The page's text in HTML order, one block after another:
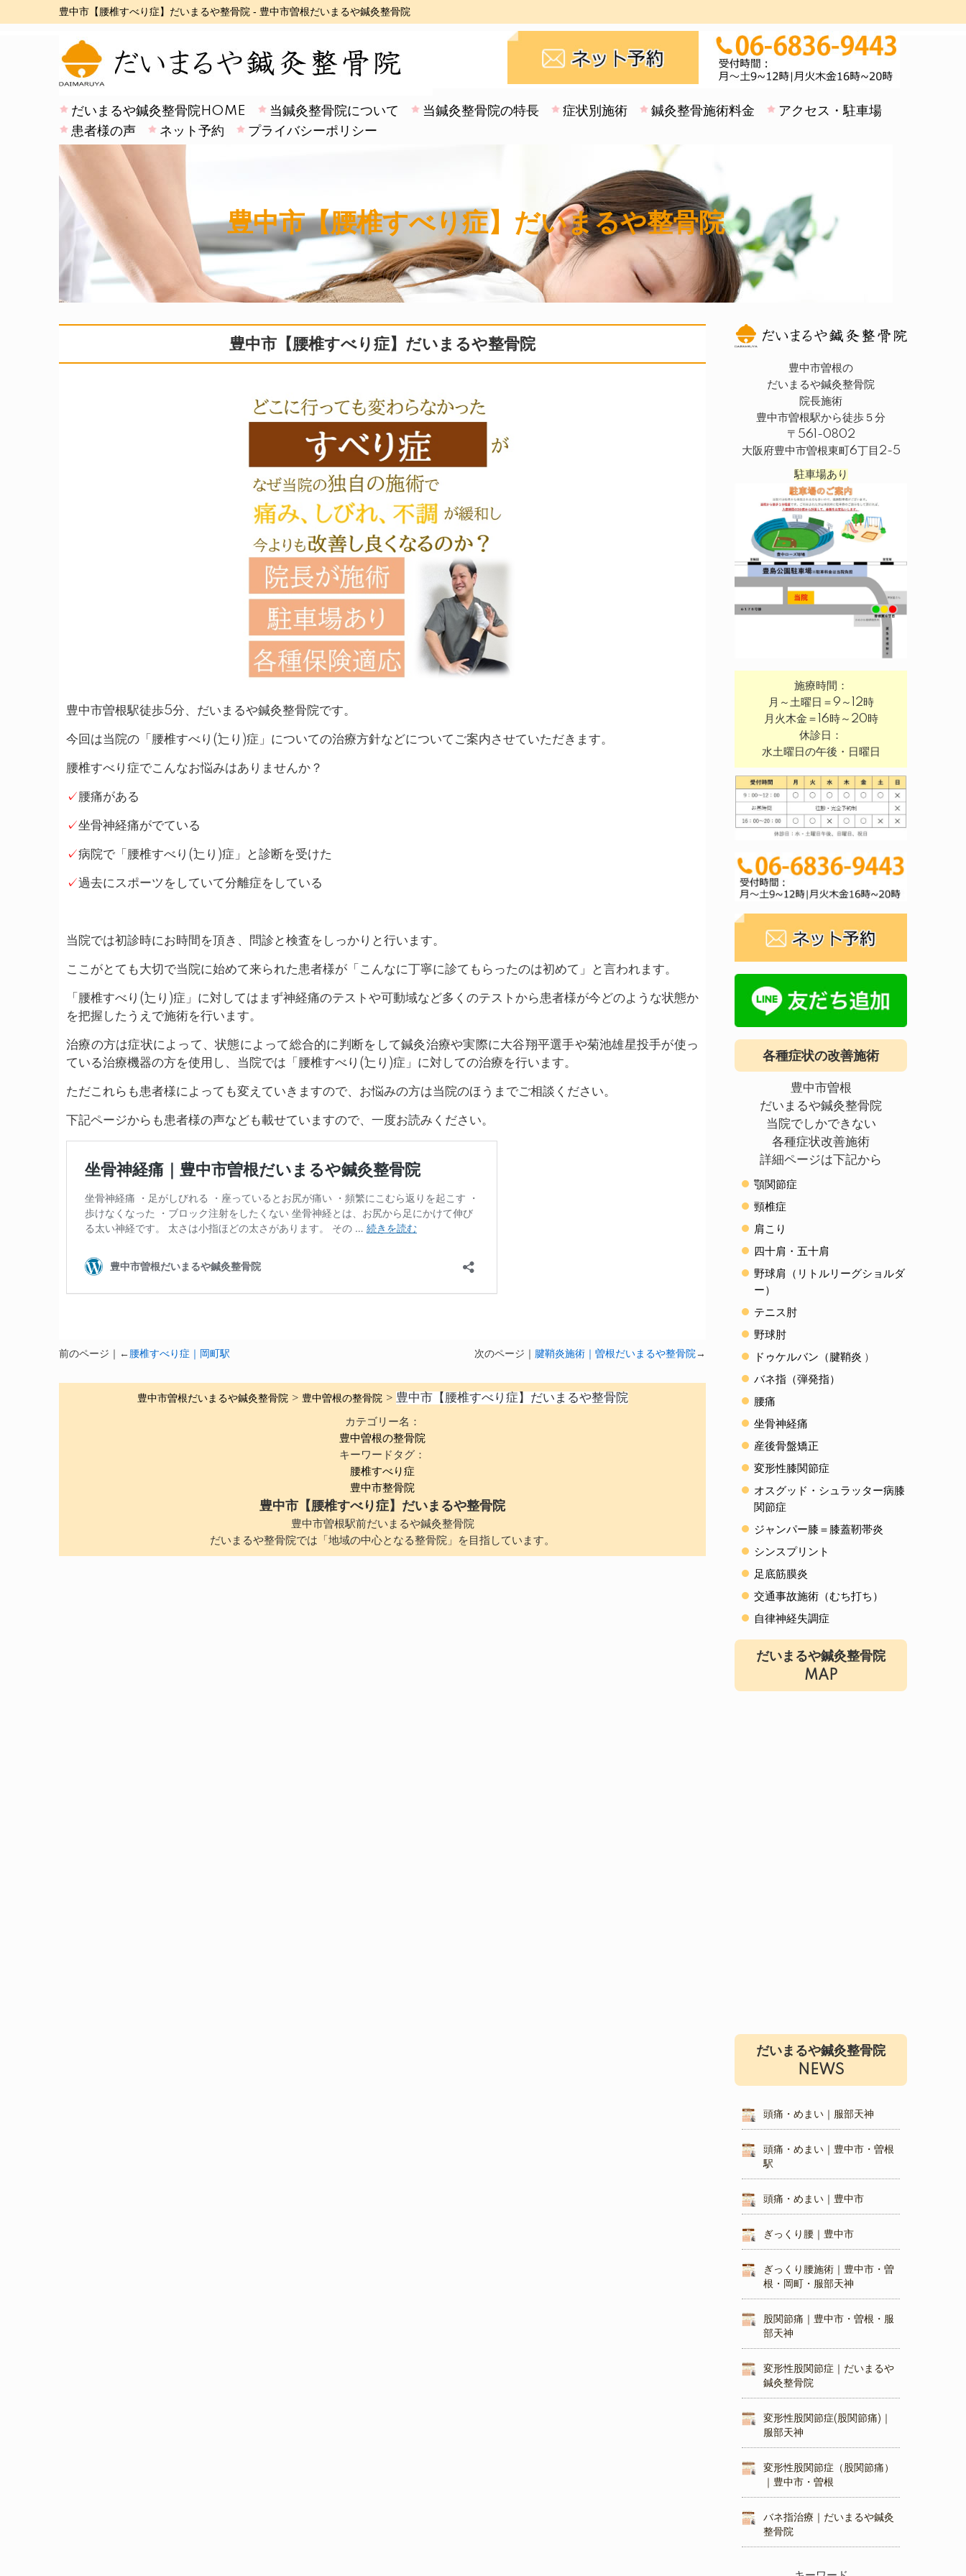
豊中市【腰椎すべり症】だいまるや整骨院 - 豊中市曽根だいまるや鍼灸整骨院
だいまるや鍼灸整骨院HOME 当鍼灸整骨院について 当鍼灸整骨院の特長 症状別施術 鍼灸整骨施術料金
アクセス・駐車場
患者様の声
ネット予約 プライバシーポリシー
豊中市【腰椎すべり症】だいまるや整骨院
豊中市【腰椎すべり症】だいまるや整骨院
豊中市曽根駅徒歩5分、だいまるや鍼灸整骨院です。
今回は当院の「腰椎すべり(辷り)症」についての治療方針などについてご案内させていただきます。
腰椎すべり症でこんなお悩みはありませんか？
✓ 腰痛がある
✓坐骨神経痛がでている
✓病院で「腰椎すべり(辷り)症」と診断を受けた
✓過去にスポーツをしていて分離症をしている
当院では初診時にお時間を頂き、問診と検査をしっかりと行います。
ここがとても大切で当院に始めて来られた患者様が「こんなに丁寧に診てもらったのは初めて」と言われます。
「腰椎すべり(辷り)症」に対してはまず神経痛のテストや可動域など多くのテストから患者様が今どのような状態か
を把握したうえで施術を行います。
治療の方は症状によって、状態によって総合的に判断をして鍼灸治療や実際に大谷翔平選手や菊池雄星投手が使っ
ている治療機器の方を使用し、当院では「腰椎すべり(辷り)症」に対しての治療を行います。
ただこれらも患者様によっても変えていきますので、お悩みの方は当院のほうまでご相談ください。
下記ページからも患者様の声なども載せていますので、一度お読みください。
前のページ｜←腰椎すべり症｜岡町駅 次のページ｜ 腱鞘炎施術｜曽根だいまるや整骨院→
豊中市曽根だいまるや鍼灸整骨院> 豊中曽根の整骨院> 豊中市【腰椎すべり症】だいまるや整骨院
カテゴリー名：
豊中曽根の整骨院
キーワードタグ：
腰椎すべり症
豊中市整骨院
豊中市【腰椎すべり症】だいまるや整骨院
豊中市曽根駅前だいまるや鍼灸整骨院
だいまるや整骨院では「地域の中心となる整骨院」を目指しています。
豊中市曽根の
だいまるや鍼灸整骨院
院長施術
豊中市曽根駅から徒歩５分
〒561-0802
大阪府豊中市曽根東町6丁目2-5
駐車場あり
施療時間：
月～土曜日＝9～12時
月火木金＝16時～20時
休診日：
水土曜日の午後・日曜日
各種症状の改善施術
豊中市曽根
だいまるや鍼灸整骨院
当院でしかできない
各種症状改善施術
詳細ページは下記から
顎関節症
頸椎症
肩こり
四十肩・五十肩
野球肩（リトルリーグショルダ
ー）
テニス肘
野球肘
ドゥケルバン（腱鞘炎 ）
バネ指（弾発指）
腰痛
坐骨神経痛
産後骨盤矯正
変形性膝関節症
オスグッド・シュラッター病膝
関節症
ジャンパー膝＝膝蓋靭帯炎
シンスプリント
足底筋膜炎
交通事故施術（むち打ち）
自律神経失調症
だいまるや鍼灸整骨院
MAP
だいまるや鍼灸整骨院
NEWS
頭痛・めまい｜服部天神
頭痛・めまい｜豊中市・曽根
駅
頭痛・めまい｜豊中市
ぎっくり腰｜豊中市
ぎっくり腰施術｜豊中市・曽
根・岡町・服部天神
股関節痛｜豊中市・曽根・服
部天神
変形性股関節症｜だいまるや
鍼灸整骨院
変形性股関節症(股関節痛)｜
服部天神
変形性股関節症（股関節痛）
｜豊中市・曽根
バネ指治療｜だいまるや鍼灸
整骨院